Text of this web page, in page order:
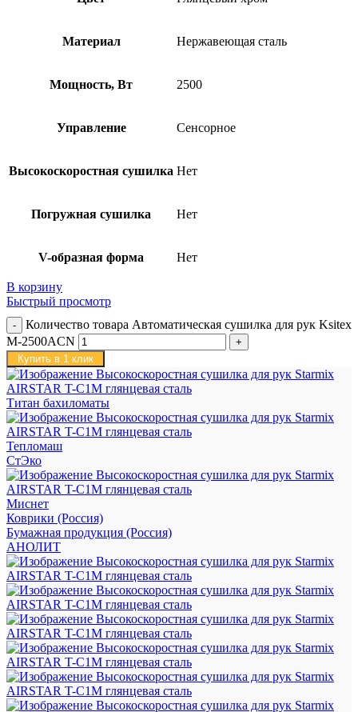
Материал Нержавеющая сталь
Мощность, Вт 2500
Управление Сенсорное
Высокоскоростная сушилка Нет
Погружная сушилка Нет
V-образная форма Нет
В корзину
Быстрый просмотр
Количество товара Автоматическая сушилка для рук Ksitex
M-2500ACN
Купить в 1 клик
Титан бахиломаты
Тепломаш
СтЭко
Миснет
Коврики (Россия)
Бумажная продукция (Россия)
АНОЛИТ